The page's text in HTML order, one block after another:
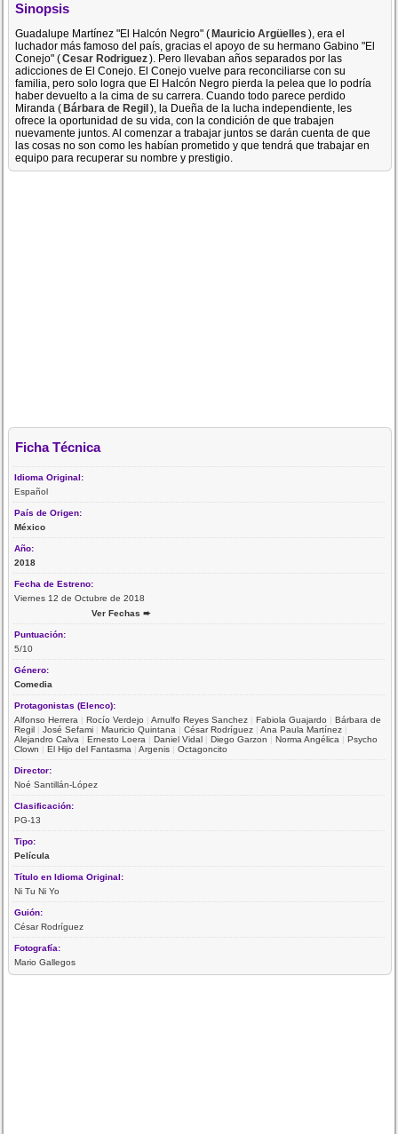
Sinopsis
Guadalupe Martínez "El Halcón Negro" (Mauricio Argüelles ), era el
luchador más famoso del país, gracias el apoyo de su hermano Gabino "El
Conejo" (Cesar Rodriguez). Pero llevaban años separados por las
adicciones de El Conejo. El Conejo vuelve para reconciliarse con su
familia, pero solo logra que El Halcón Negro pierda la pelea que lo podría
haber devuelto a la cima de su carrera. Cuando todo parece perdido
Miranda (Bárbara de Regil), la Dueña de la lucha independiente, les
ofrece la oportunidad de su vida, con la condición de que trabajen
nuevamente juntos. Al comenzar a trabajar juntos se darán cuenta de que
las cosas no son como les habían prometido y que tendrá que trabajar en
equipo para recuperar su nombre y prestigio.
Ficha Técnica
Idioma Original:
Español
País de Origen:
México
Año:
2018
Fecha de Estreno:
Viernes 12 de Octubre de 2018
Ver Fechas ➨
Puntuación:
5/10
Género:
Comedia
Protagonistas (Elenco):
Alfonso Herrera |Rocío Verdejo |Arnulfo Reyes Sanchez |Fabiola Guajardo |Bárbara de
Regil |José Sefami |Mauricio Quintana |César Rodríguez |Ana Paula Martínez |
Alejandro Calva |Ernesto Loera |Daniel Vidal |Diego Garzon |Norma Angélica |Psycho
Clown |El Hijo del Fantasma |Argenis |Octagoncito
Director:
Noé Santillán-López
Clasificación:
PG-13
Tipo:
Película
Título en Idioma Original:
Ni Tu Ni Yo
Guión:
César Rodríguez
Fotografía:
Mario Gallegos